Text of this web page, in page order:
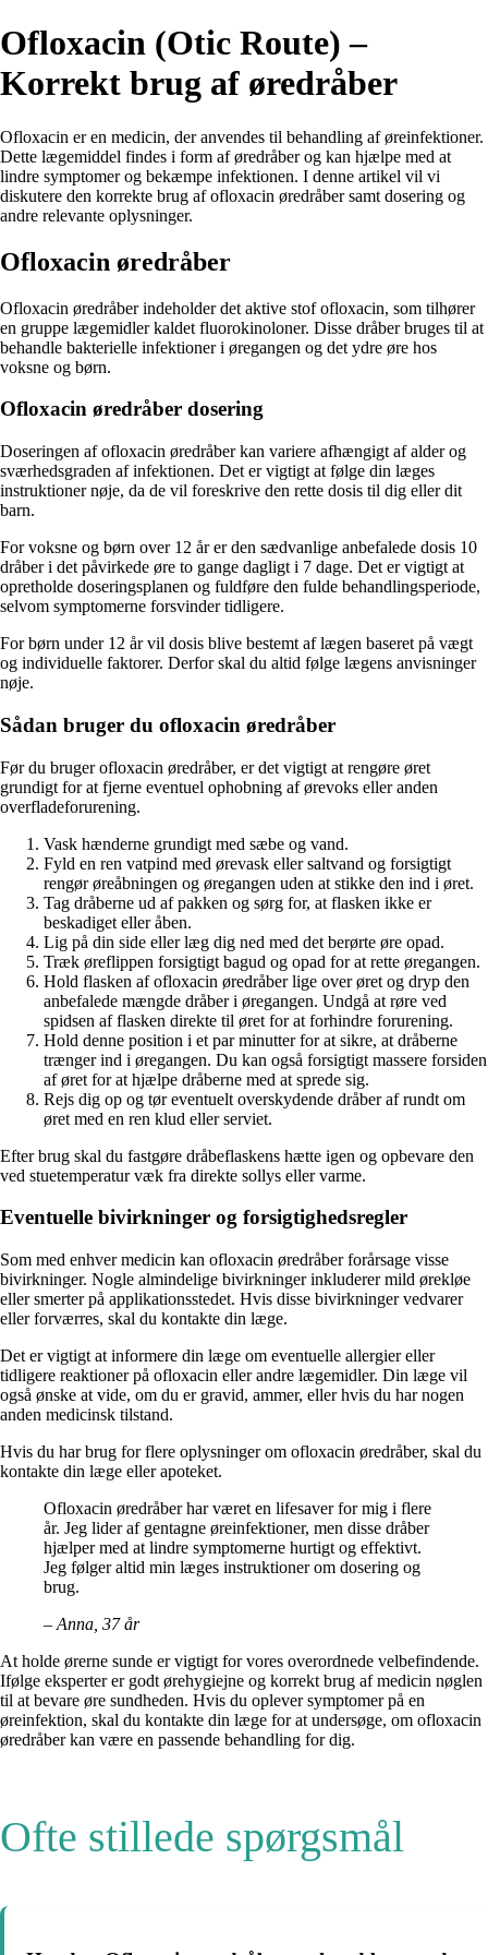
Ofloxacin (Otic Route) –
Korrekt brug af øredråber
Ofloxacin er en medicin, der anvendes til behandling af øreinfektioner.
Dette lægemiddel findes i form af øredråber og kan hjælpe med at
lindre symptomer og bekæmpe infektionen. I denne artikel vil vi
diskutere den korrekte brug af ofloxacin øredråber samt dosering og
andre relevante oplysninger.
Ofloxacin øredråber
Ofloxacin øredråber indeholder det aktive stof ofloxacin, som tilhører
en gruppe lægemidler kaldet fluorokinoloner. Disse dråber bruges til at
behandle bakterielle infektioner i øregangen og det ydre øre hos
voksne og børn.
Ofloxacin øredråber dosering
Doseringen af ofloxacin øredråber kan variere afhængigt af alder og
sværhedsgraden af infektionen. Det er vigtigt at følge din læges
instruktioner nøje, da de vil foreskrive den rette dosis til dig eller dit
barn.
For voksne og børn over 12 år er den sædvanlige anbefalede dosis 10
dråber i det påvirkede øre to gange dagligt i 7 dage. Det er vigtigt at
opretholde doseringsplanen og fuldføre den fulde behandlingsperiode,
selvom symptomerne forsvinder tidligere.
For børn under 12 år vil dosis blive bestemt af lægen baseret på vægt
og individuelle faktorer. Derfor skal du altid følge lægens anvisninger
nøje.
Sådan bruger du ofloxacin øredråber
Før du bruger ofloxacin øredråber, er det vigtigt at rengøre øret
grundigt for at fjerne eventuel ophobning af ørevoks eller anden
overfladeforurening.
Vask hænderne grundigt med sæbe og vand.
Fyld en ren vatpind med ørevask eller saltvand og forsigtigt
rengør øreåbningen og øregangen uden at stikke den ind i øret.
Tag dråberne ud af pakken og sørg for, at flasken ikke er
beskadiget eller åben.
Lig på din side eller læg dig ned med det berørte øre opad.
Træk øreflippen forsigtigt bagud og opad for at rette øregangen.
Hold flasken af ofloxacin øredråber lige over øret og dryp den
anbefalede mængde dråber i øregangen. Undgå at røre ved
spidsen af ​​flasken direkte til øret for at forhindre forurening.
Hold denne position i et par minutter for at sikre, at dråberne
trænger ind i øregangen. Du kan også forsigtigt massere forsiden
af ​​øret for at hjælpe dråberne med at sprede sig.
Rejs dig op og tør eventuelt overskydende dråber af rundt om
øret med en ren klud eller serviet.
Efter brug skal du fastgøre dråbeflaskens hætte igen og opbevare den
ved stuetemperatur væk fra direkte sollys eller varme.
Eventuelle bivirkninger og forsigtighedsregler
Som med enhver medicin kan ofloxacin øredråber forårsage visse
bivirkninger. Nogle almindelige bivirkninger inkluderer mild ørekløe
eller smerter på applikationsstedet. Hvis disse bivirkninger vedvarer
eller forværres, skal du kontakte din læge.
Det er vigtigt at informere din læge om eventuelle allergier eller
tidligere reaktioner på ofloxacin eller andre lægemidler. Din læge vil
også ønske at vide, om du er gravid, ammer, eller hvis du har nogen
anden medicinsk tilstand.
Hvis du har brug for flere oplysninger om ofloxacin øredråber, skal du
kontakte din læge eller apoteket.
Ofloxacin øredråber har været en lifesaver for mig i flere
år. Jeg lider af gentagne øreinfektioner, men disse dråber
hjælper med at lindre symptomerne hurtigt og effektivt.
Jeg følger altid min læges instruktioner om dosering og
brug.
– Anna, 37 år
At holde ørerne sunde er vigtigt for vores overordnede velbefindende.
Ifølge eksperter er godt ørehygiejne og korrekt brug af medicin nøglen
til at bevare øre sundheden. Hvis du oplever symptomer på en
øreinfektion, skal du kontakte din læge for at undersøge, om ofloxacin
øredråber kan være en passende behandling for dig.
Ofte stillede spørgsmål